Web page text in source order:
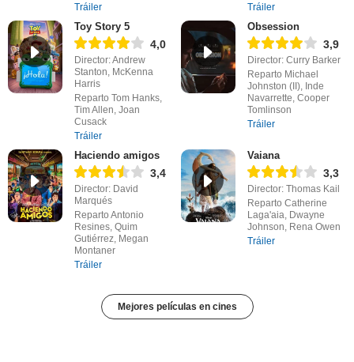
Tráiler
Tráiler
Toy Story 5
4,0
Director: Andrew
Stanton, McKenna
Harris
Reparto Tom Hanks,
Tim Allen, Joan
Cusack
Tráiler
Obsession
3,9
Director: Curry Barker
Reparto Michael
Johnston (II), Inde
Navarrette, Cooper
Tomlinson
Tráiler
Haciendo amigos
3,4
Director: David
Marqués
Reparto Antonio
Resines, Quim
Gutiérrez, Megan
Montaner
Tráiler
Vaiana
3,3
Director: Thomas Kail
Reparto Catherine
Laga'aia, Dwayne
Johnson, Rena Owen
Tráiler
Mejores películas en cines